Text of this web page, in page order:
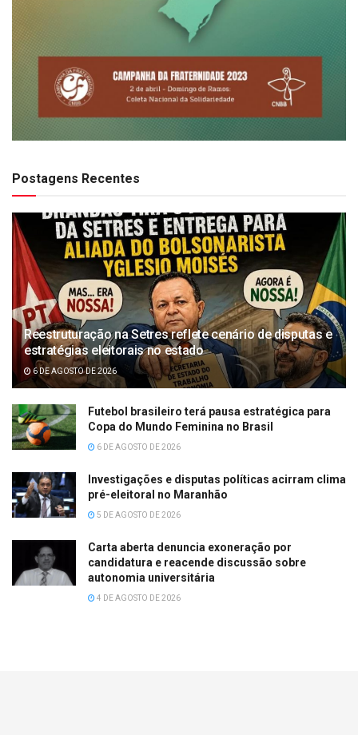
Postagens Recentes
Reestruturação na Setres reflete cenário de disputas e
estratégias eleitorais no estado
6 DE AGOSTO DE 2026
Futebol brasileiro terá pausa estratégica para
Copa do Mundo Feminina no Brasil
6 DE AGOSTO DE 2026
Investigações e disputas políticas acirram clima
pré-eleitoral no Maranhão
5 DE AGOSTO DE 2026
Carta aberta denuncia exoneração por
candidatura e reacende discussão sobre
autonomia universitária
4 DE AGOSTO DE 2026